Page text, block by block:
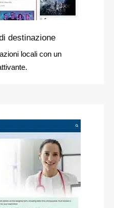
destinazione
locali con un